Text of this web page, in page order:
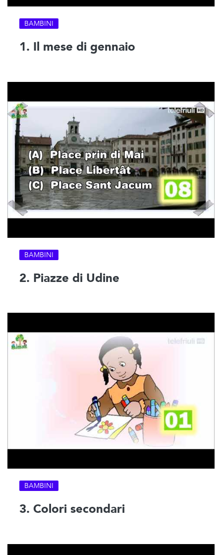
BAMBINI
1. Il mese di gennaio
BAMBINI
2. Piazze di Udine
BAMBINI
3. Colori secondari